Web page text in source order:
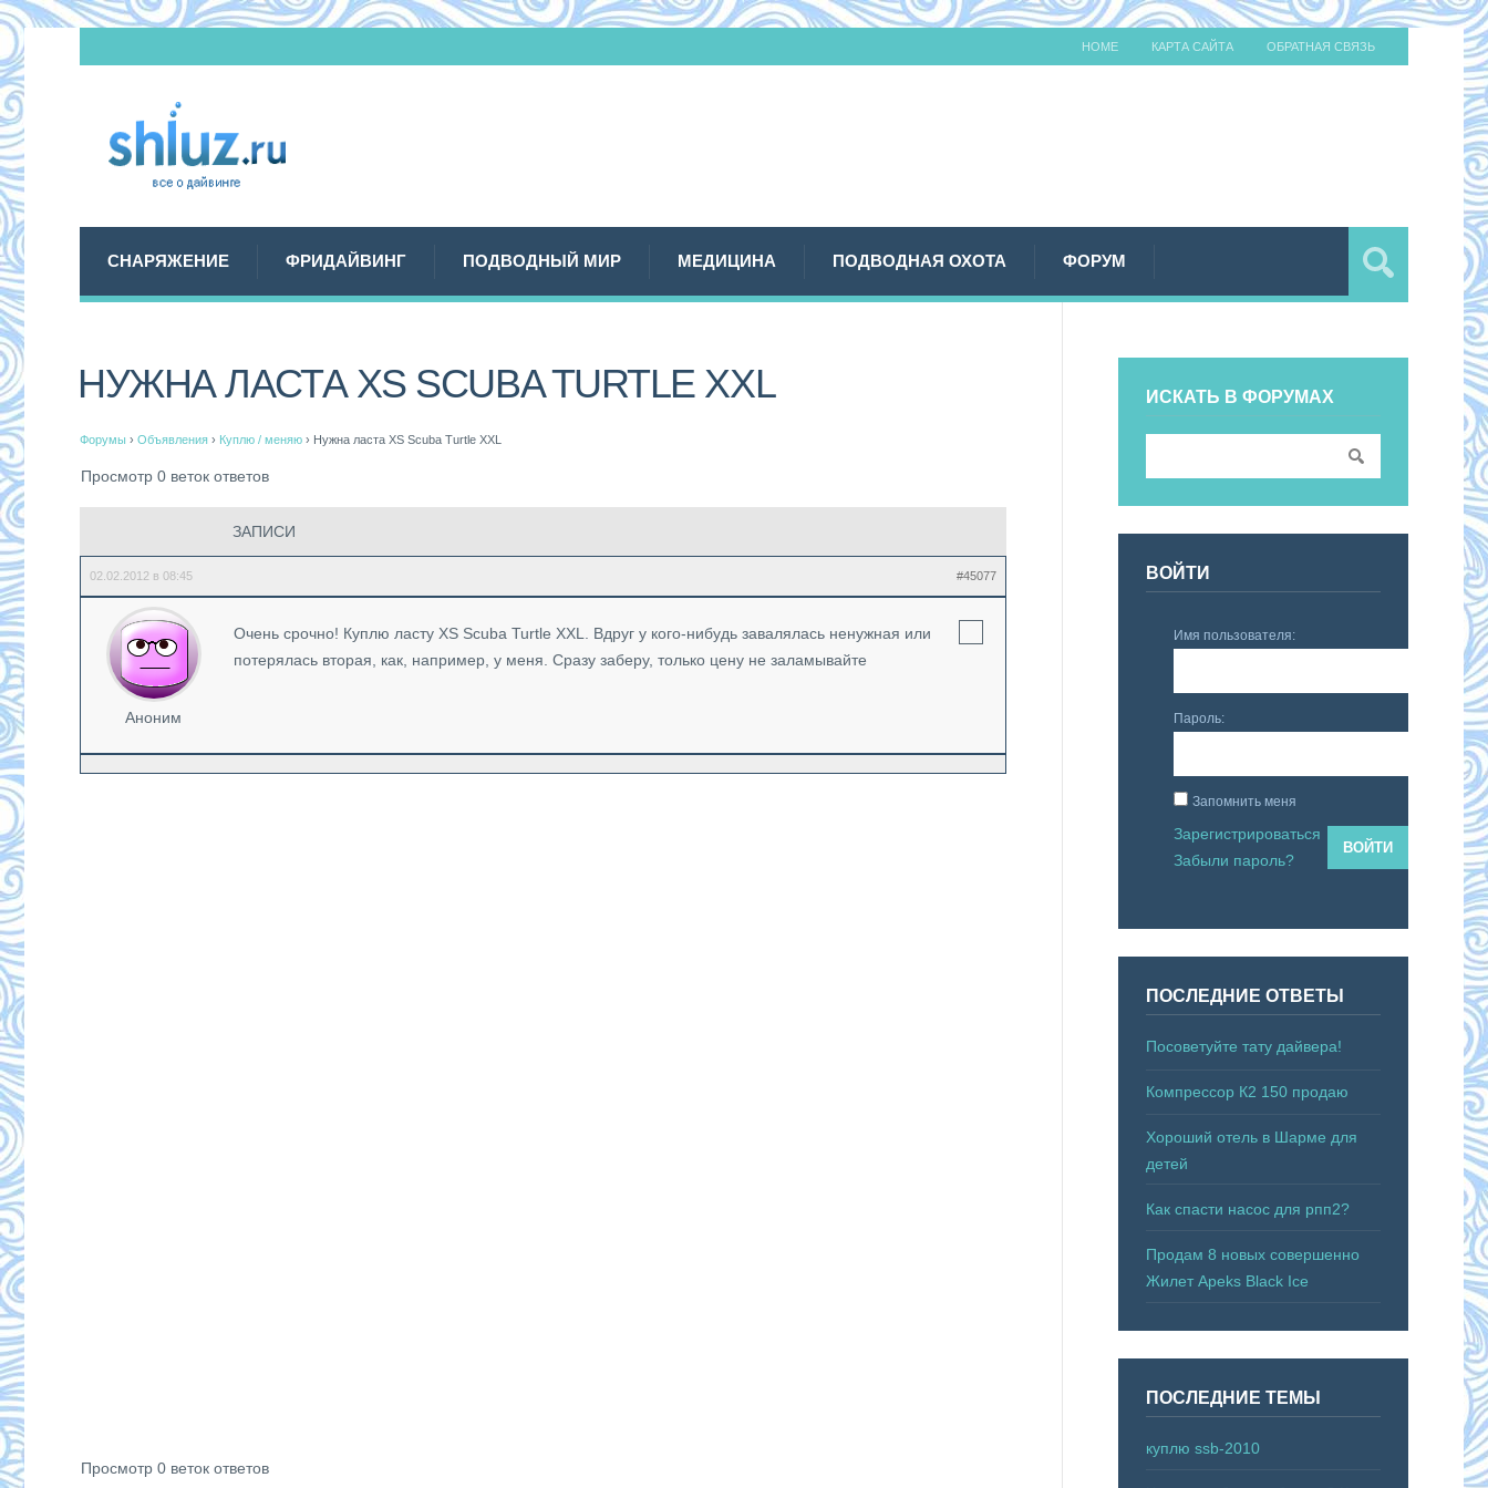
HOME КАРТА САЙТА ОБРАТНАЯ СВЯЗЬ
СНАРЯЖЕНИЕ ФРИДАЙВИНГ ПОДВОДНЫЙ МИР МЕДИЦИНА ПОДВОДНАЯ ОХОТА ФОРУМ
НУЖНА ЛАСТА XS SCUBA TURTLE XXL
Форумы › Объявления › Куплю / меняю › Нужна ласта XS Scuba Turtle XXL
Просмотр 0 веток ответов
ЗАПИСИ
02.02.2012 в 08:45 #45077
Аноним
Очень срочно! Куплю ласту XS Scuba Turtle XXL. Вдруг у кого-нибудь завалялась ненужная или
потерялась вторая, как, например, у меня. Сразу заберу, только цену не заламывайте
Просмотр 0 веток ответов
ИСКАТЬ В ФОРУМАХ
ВОЙТИ
Имя пользователя:
Пароль:
Запомнить меня
ВОЙТИ
Зарегистрироваться
Забыли пароль?
ПОСЛЕДНИЕ ОТВЕТЫ
Посоветуйте тату дайвера!
Компрессор К2 150 продаю
Хороший отель в Шарме для
детей
Как спасти насос для рпп2?
Продам 8 новых совершенно
Жилет Apeks Black Ice
ПОСЛЕДНИЕ ТЕМЫ
куплю ssb-2010